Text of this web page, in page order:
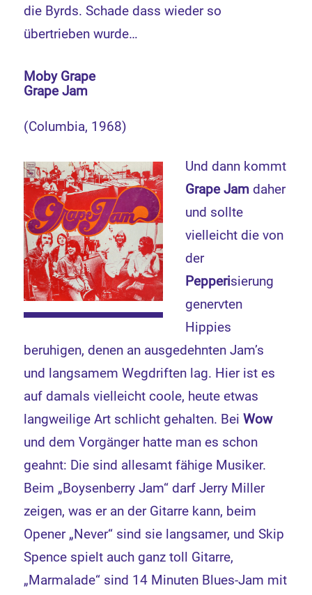
die Byrds. Schade dass wieder so
übertrieben wurde…
Moby Grape
Grape Jam
(Columbia, 1968)
Und dann kommt
Grape Jam daher
und sollte
vielleicht die von
der
Pepperisierung
genervten
Hippies
beruhigen, denen an ausgedehnten Jam’s
und langsamem Wegdriften lag. Hier ist es
auf damals vielleicht coole, heute etwas
langweilige Art schlicht gehalten. BeiWow
und dem Vorgänger hatte man es schon
geahnt: Die sind allesamt fähige Musiker.
Beim „Boysenberry Jam“ darf Jerry Miller
zeigen, was er an der Gitarre kann, beim
Opener „Never“ sind sie langsamer, und Skip
Spence spielt auch ganz toll Gitarre,
„Marmalade“ sind 14 Minuten Blues-Jam mit